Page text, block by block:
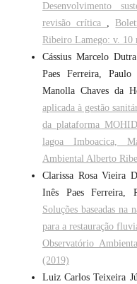
Desenvolvimento
revisão crítica ,
Ribeiro Lamego: v. 10
Cássius Marcelo
Paes Ferreira,
Manolla Chaves da
aplicada à gestão
da plataforma
lagoa Imboacica,
Ambiental Alberto
Clarissa Rosa Vieira
Inês Paes Ferreira,
Soluções baseadas na
para a restauração
Observatório
(2019)
Luiz Carlos Teixeira